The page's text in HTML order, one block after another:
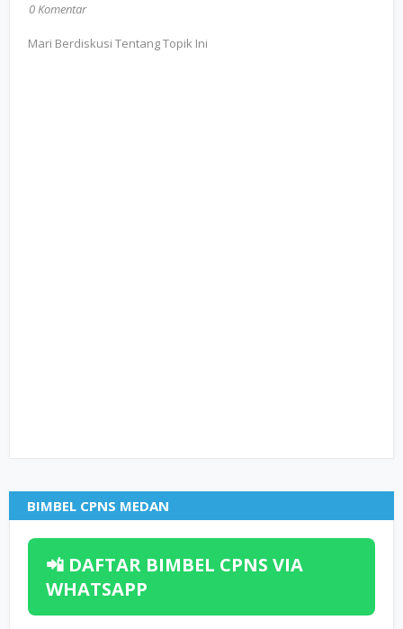
0 Komentar
Mari Berdiskusi Tentang Topik Ini
BIMBEL CPNS MEDAN
📲 DAFTAR BIMBEL CPNS VIA
WHATSAPP